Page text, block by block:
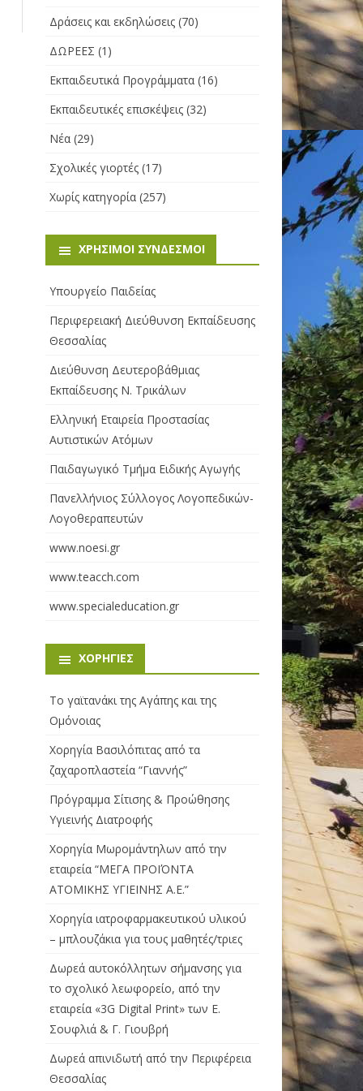
Δράσεις και εκδηλώσεις(70)
ΔΩΡΕΕΣ (1)
Εκπαιδευτικά Προγράμματα(16)
Εκπαιδευτικές επισκέψεις(32)
Νέα(29)
Σχολικές γιορτές(17)
Χωρίς κατηγορία(257)
ΧΡΉΣΙΜΟΙ ΣΎΝΔΕΣΜΟΙ
Υπουργείο Παιδείας
Περιφερειακή Διεύθυνση Εκπαίδευσης
Θεσσαλίας
Διεύθυνση Δευτεροβάθμιας
Εκπαίδευσης Ν. Τρικάλων
Ελληνική Εταιρεία Προστασίας
Αυτιστικών Ατόμων
Παιδαγωγικό Τμήμα Ειδικής Αγωγής
Πανελλήνιος Σύλλογος Λογοπεδικών-
Λογοθεραπευτών
www.noesi.gr
www.teacch.com
www.specialeducation.gr
ΧΟΡΗΓΊΕΣ
Το γαϊτανάκι της Αγάπης και της
Ομόνοιας
Χορηγία Βασιλόπιτας από τα
ζαχαροπλαστεία “Γιαννής”
Πρόγραμμα Σίτισης & Προώθησης
Υγιεινής Διατροφής
Χορηγία Μωρομάντηλων από την
εταιρεία “ΜΕΓΑ ΠΡΟΪΌΝΤΑ
ΑΤΟΜΙΚΗΣ ΥΓΙΕΙΝΗΣ Α.Ε.”
Χορηγία ιατροφαρμακευτικού υλικού
– μπλουζάκια για τους μαθητές/τριες
Δωρεά αυτοκόλλητων σήμανσης για
το σχολικό λεωφορείο, από την
εταιρεία «3G Digital Print» των Ε.
Σουφλιά & Γ. Γιουβρή
Δωρεά απινιδωτή από την Περιφέρεια
Θεσσαλίας